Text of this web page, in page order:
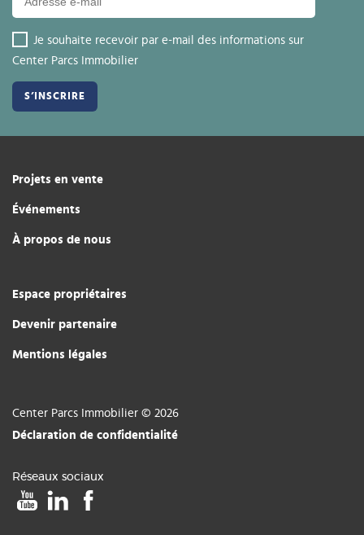
Je souhaite recevoir par e-mail des informations sur
Center Parcs Immobilier
Projets en vente
Événements
À propos de nous
Espace propriétaires
Devenir partenaire
Mentions légales
Center Parcs Immobilier © 2026
Déclaration de confidentialité
Réseaux sociaux